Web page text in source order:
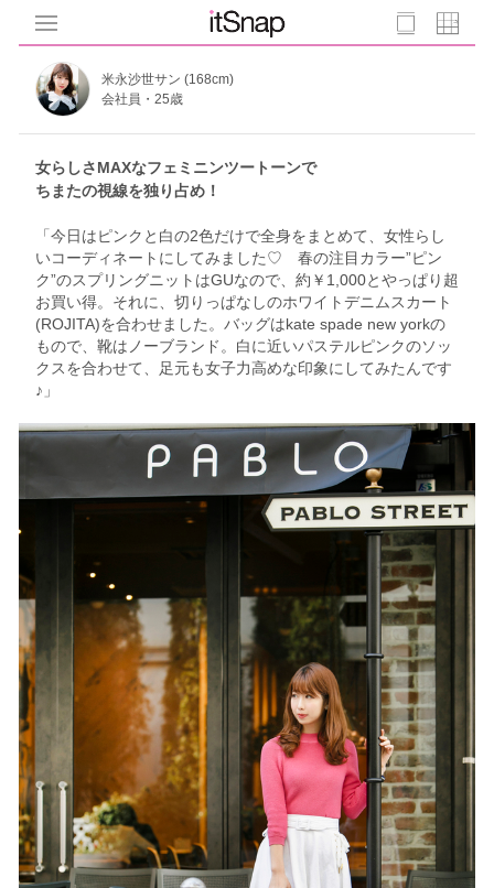
米永沙世サン (168cm)
会社員・25歳
女らしさMAXなフェミニンツートーンで
ちまたの視線を独り占め！
「今日はピンクと白の2色だけで全身をまとめて、女性らし
いコーディネートにしてみました♡ 春の注目カラー”ピン
ク”のスプリングニットはGUなので、約￥1,000とやっぱり超
お買い得。それに、切りっぱなしのホワイトデニムスカート
(ROJITA)を合わせました。バッグはkate spade new yorkの
もので、靴はノーブランド。白に近いパステルピンクのソッ
クスを合わせて、足元も女子力高めな印象にしてみたんです
♪」